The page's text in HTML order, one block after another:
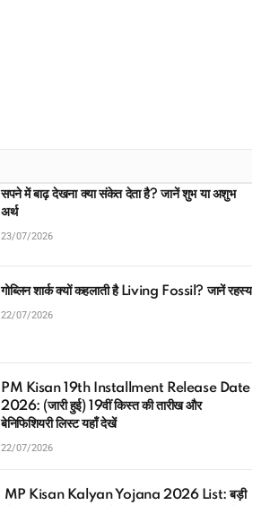
सपने में बाढ़ देखना क्या संकेत देता है? जानें शुभ या अशुभ
अर्थ
23/07/2026
गोब्लिन शार्क क्यों कहलाती है Living Fossil? जानें रहस्य
22/07/2026
PM Kisan 19th Installment Release Date
2026: (जारी हुई) 19वीं किस्त की तारीख और
बेनिफिशियरी लिस्ट यहाँ देखें
22/07/2026
MP Kisan Kalyan Yojana 2026 List: बड़ी